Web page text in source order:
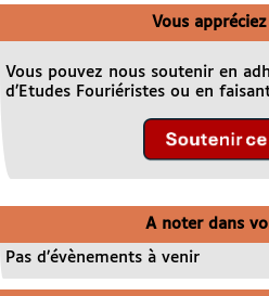
Vous
Vous pouvez nous soutenir en
d’Etudes Fouriéristes ou en
A noter dans
Pas d’évènements à venir